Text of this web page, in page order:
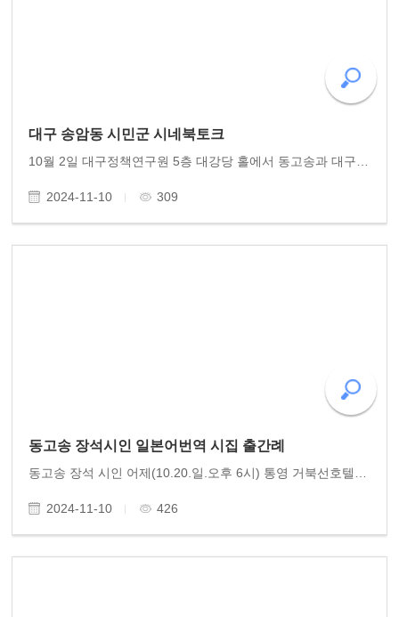
대구 송암동 시민군 시네북토크
2024-11-10 309
동고송 장석시인 일본어번역 시집 출간례
2024-11-10 426